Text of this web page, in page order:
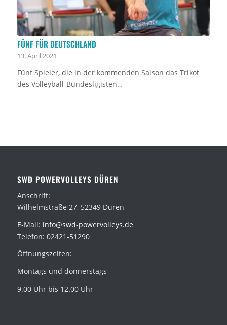
FÜNF FÜR DEUTSCHLAND
13. April 2021
Fünf Spieler, die in der kommenden Saison das Trikot
des Volleyball-Bundesligisten…
SWD POWERVOLLEYS DÜREN
Anschrift:
Wilhelmstraße 27, 52349 Düren
E-Mail: info@swd-powervolleys.de
Telefon: 02421-51290
Öffnungszeiten:
Montags und donnerstags
9.00 Uhr bis 12.00 Uhr